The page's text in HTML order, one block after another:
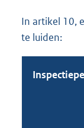
In artikel 10,
te luiden: